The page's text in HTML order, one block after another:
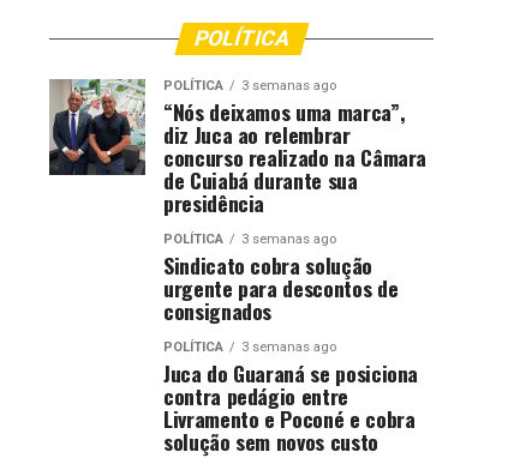
POLÍTICA
POLÍTICA 3 semanas ago
“Nós deixamos uma marca”,
diz Juca ao relembrar
concurso realizado na Câmara
de Cuiabá durante sua
presidência
POLÍTICA 3 semanas ago
Sindicato cobra solução
urgente para descontos de
consignados
POLÍTICA 3 semanas ago
Juca do Guaraná se posiciona
contra pedágio entre
Livramento e Poconé e cobra
solução sem novos custo